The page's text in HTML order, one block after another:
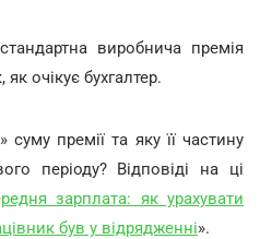
виробнича премія
очікує бухгалтер.
премії та яку її частину
періоду? Відповіді на ці
зарплата: як урахувати
був у відрядженні».